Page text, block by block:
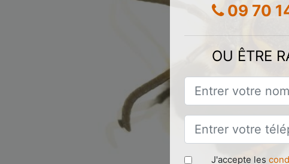
09 70
OU ÊTRE
J'accepte les